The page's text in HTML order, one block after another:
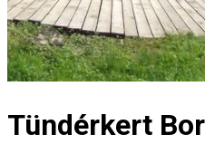
Tündérkert